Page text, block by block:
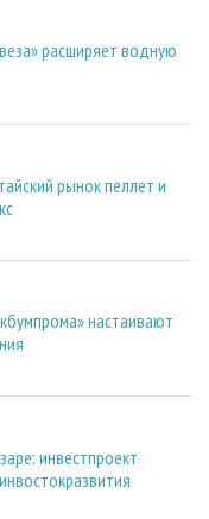
расширяет водную
рынок пеллет и
настаивают
инвестпроект